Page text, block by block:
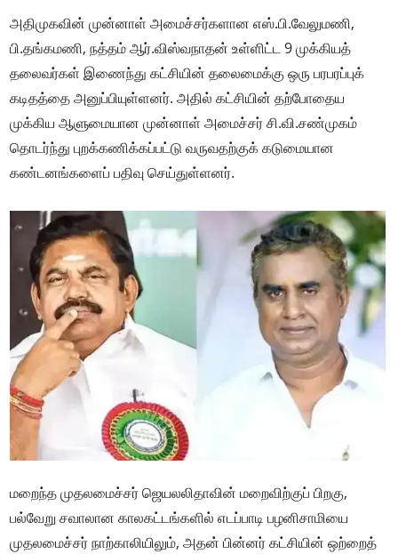
அதிமுகவின் முன்னாள் அமைச்சர்களான எஸ்.பி.வேலுமணி,
பி.தங்கமணி, நத்தம் ஆர்.விஸ்வநாதன் உள்ளிட்ட 9 முக்கியத்
தலைவர்கள் இணைந்து கட்சியின் தலைமைக்கு ஒரு பரபரப்புக்
கடிதத்தை அனுப்பியுள்ளனர். அதில் கட்சியின் தற்போதைய
முக்கிய ஆளுமையான முன்னாள் அமைச்சர் சி.வி.சண்முகம்
தொடர்ந்து புறக்கணிக்கப்பட்டு வருவதற்குக் கடுமையான
கண்டனங்களைப் பதிவு செய்துள்ளனர்.
மறைந்த முதலமைச்சர் ஜெயலலிதாவின் மறைவிற்குப் பிறகு,
பல்வேறு சவாலான காலகட்டங்களில் எடப்பாடி பழனிசாமியை
முதலமைச்சர் நாற்காலியிலும், அதன் பின்னர் கட்சியின் ஒற்றைத்